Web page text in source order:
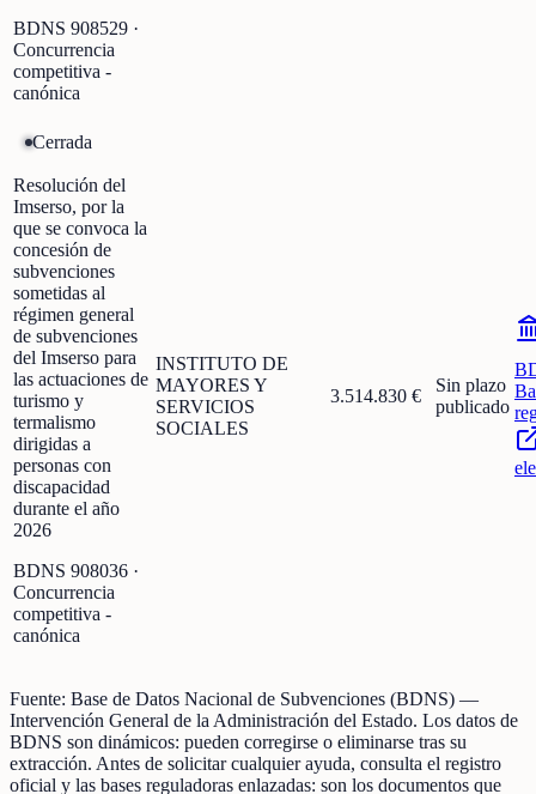
BDNS 908529 ·
Concurrencia
competitiva -
canónica
Cerrada
Resolución del
Imserso, por la
que se convoca la
concesión de
subvenciones
sometidas al
régimen general
de subvenciones
del Imserso para
las actuaciones de
turismo y
termalismo
dirigidas a
personas con
discapacidad
durante el año
2026
BDNS 908036 ·
Concurrencia
competitiva -
canónica
INSTITUTO DE
MAYORES Y
SERVICIOS
SOCIALES
3.514.830 €
Sin plazo
publicado
Fuente: Base de Datos Nacional de Subvenciones (BDNS) —
Intervención General de la Administración del Estado. Los datos de
BDNS son dinámicos: pueden corregirse o eliminarse tras su
extracción. Antes de solicitar cualquier ayuda, consulta el registro
oficial y las bases reguladoras enlazadas: son los documentos que